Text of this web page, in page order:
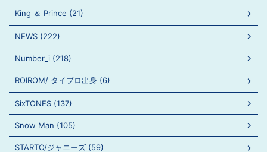
King ＆ Prince (21)
NEWS (222)
Number_i (218)
ROIROM/ タイプロ出身 (6)
SixTONES (137)
Snow Man (105)
STARTO/ジャニーズ (59)